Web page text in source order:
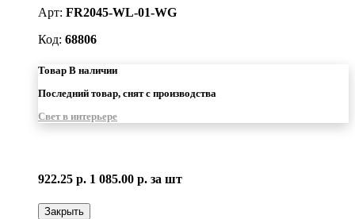
Арт: FR2045-WL-01-WG
Код: 68806
Товар В наличии
Последний товар, снят с производства
Свет в интерьере
922.25 р. 1 085.00 р. за шт
Закрыть